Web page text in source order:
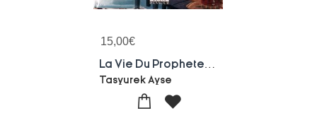
15,00€
Tasyurek Ayse